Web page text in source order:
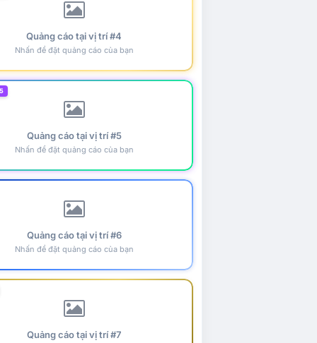
Quảng cáo tại vị trí #4
Nhấn để đặt quảng cáo của bạn
Quảng cáo tại vị trí #5
Nhấn để đặt quảng cáo của bạn
Quảng cáo tại vị trí #6
Nhấn để đặt quảng cáo của bạn
Quảng cáo tại vị trí #7